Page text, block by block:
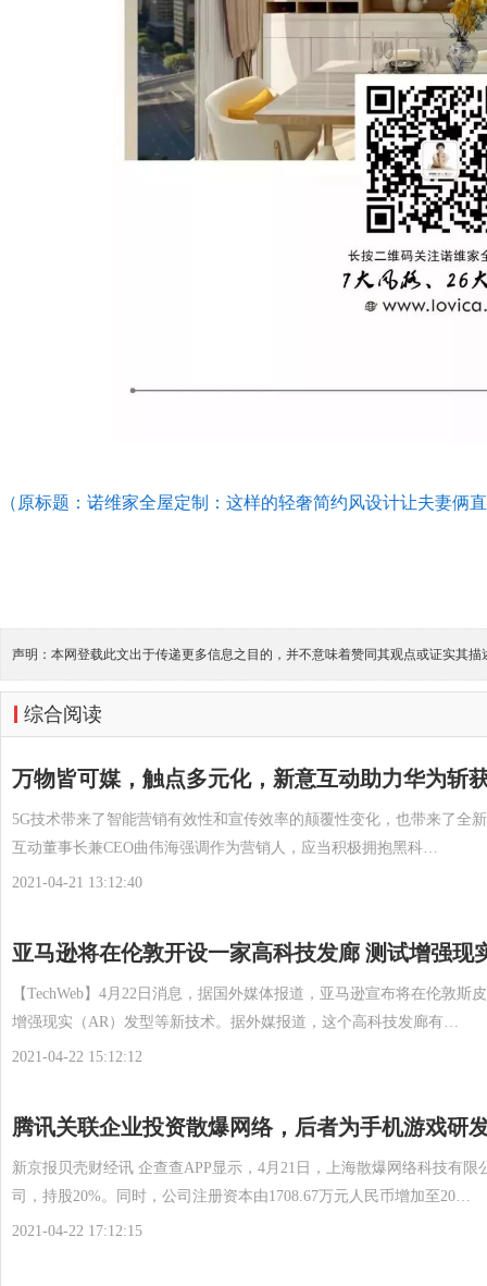
（原标题：诺维家全屋定制：这样的轻奢简约风设计让夫妻俩
声明：本网登载此文出于传递更多信息之目的，并不意味着赞同其观点或证实其描
综合阅读
万物皆可媒，触点多元化，新意互动助力华为斩
5G技术带来了智能营销有效性和宣传效率的颠覆性变化，也带来了全
互动董事长兼CEO曲伟海强调作为营销人，应当积极拥抱黑科…
2021-04-21 13:12:40
亚马逊将在伦敦开设一家高科技发廊 测试增强现
【TechWeb】4月22日消息，据国外媒体报道，亚马逊宣布将在伦敦
增强现实（AR）发型等新技术。据外媒报道，这个高科技发廊有…
2021-04-22 15:12:12
腾讯关联企业投资散爆网络，后者为手机游戏研
新京报贝壳财经讯 企查查APP显示，4月21日，上海散爆网络科技有
司，持股20%。同时，公司注册资本由1708.67万元人民币增加至20…
2021-04-22 17:12:15